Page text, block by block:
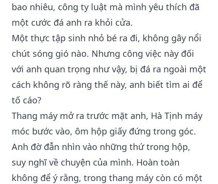
bao nhiêu, công ty luật mà mình yêu thích đã
một cước đá anh ra khỏi cửa.
Một thực tập sinh nhỏ bé ra đi, không gây nổi
chút sóng gió nào. Nhưng công việc này đối
với anh quan trọng như vậy, bị đá ra ngoài một
cách không rõ ràng thế này, anh biết tìm ai để
tố cáo?
Thang máy mở ra trước mặt anh, Hà Tịnh máy
móc bước vào, ôm hộp giấy đứng trong góc.
Anh đờ đẫn nhìn vào những thứ trong hộp,
suy nghĩ về chuyện của mình. Hoàn toàn
không để ý rằng, trong thang máy còn có một